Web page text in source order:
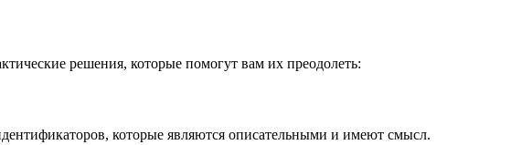
решения, которые помогут вам их преодолеть:
которые являются описательными и имеют смысл.